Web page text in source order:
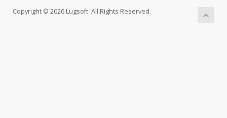
Copyright © 2026 Lugsoft. All Rights Reserved.